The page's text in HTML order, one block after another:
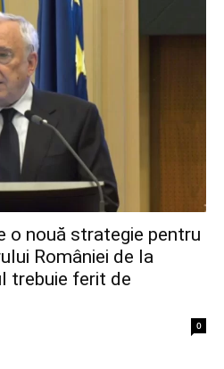
o nouă strategie pentru
României de la
trebuie ferit de
0